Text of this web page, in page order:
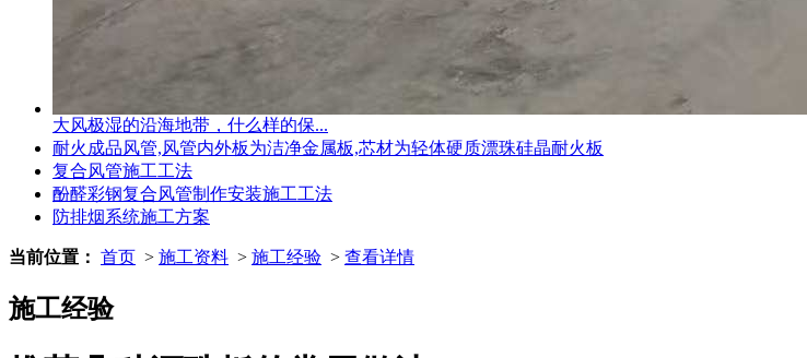
大风极湿的沿海地带，什么样的保...
耐火成品风管,风管内外板为洁净金属板,芯材为轻体硬质漂珠硅晶耐火板
复合风管施工工法
酚醛彩钢复合风管制作安装施工工法
防排烟系统施工方案
当前位置： 首页 > 施工资料 > 施工经验 > 查看详情
施工经验